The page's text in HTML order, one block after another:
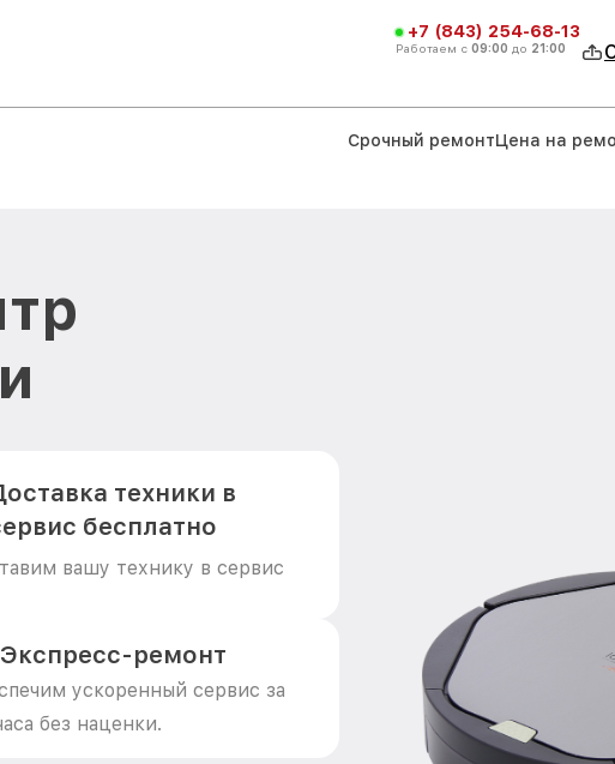
+7 (843) 254-68-13
Работаем с 09:00 до 21:00
Срочный ремонтЦена на
техники в
бесплатно
вашу технику в сервис
Экспресс-ремонт
ускоренный сервис за
без наценки.